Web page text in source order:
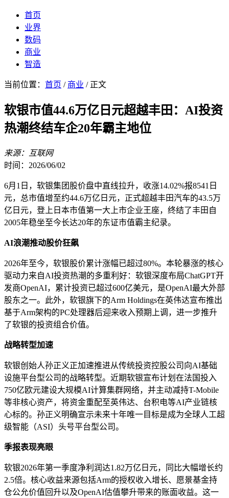
首页
业界
数码
商业
智造
当前位置： 首页 / 商业 / 正文
软银市值44.6万亿日元超越丰田：AI投资
热潮终结车企20年霸主地位
来源：互联网
时间：2026/06/02
6月1日，软银集团股价盘中直线拉升，收涨14.02%报8541日
元，总市值增至约44.6万亿日元，正式超越丰田汽车的43.5万
亿日元，登上日本市值第一大上市企业王座，终结了丰田自
2005年稳坐至今长达20年的东证市值霸主纪录。
AI浪潮推动股价狂飙
2026年至今，软银股价累计涨幅已超过80%。本轮暴涨的核心
驱动力来自AI投资热潮的多重利好：软银深度布局ChatGPT开
发商OpenAI，累计投资已超过600亿美元，是OpenAI最大外部
股东之一。此外，软银旗下的Arm Holdings在英伟达宣布推出
基于Arm架构的PC处理器后迎来收入预期上调，进一步推升
了软银的投资组合价值。
战略转型加速
软银创始人孙正义正加速推进从传统投资控股公司向AI基础
设施平台型公司的战略转型。近期软银宣布计划在法国投入
750亿欧元建设大规模AI计算集群网络，并主动减持T-Mobile
等非核心资产，将资金重配至英伟达、台积电等AI产业链核
心标的。孙正义明确宣示未来十年唯一目标是成为全球人工超
级智能（ASI）头号平台型公司。
季报表现亮眼
软银2026年第一季度净利润达1.82万亿日元，同比大幅增长约
2.5倍。核心收益来源包括Arm的授权收入增长、愿景基金持
仓公允价值回升以及OpenAI估值攀升带来的账面收益。这一